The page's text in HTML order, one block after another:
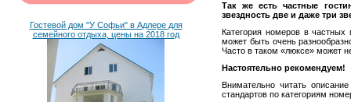
Гостевой дом "У Софьи" в Адлере для
семейного отдыха, цены на 2018 год
Так же есть частные
звездность две и даже три
Категория номеров в
может быть очень
Часто в таком «люксе» может
Настоятельно рекомендуем!
Внимательно читать
стандартов по категориям